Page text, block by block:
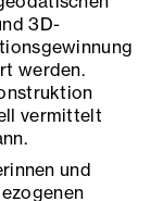
3D-
werden.
vermittelt
und